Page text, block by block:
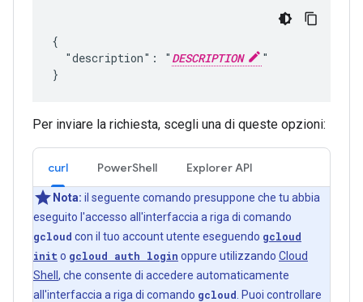
{
  "description": "
DESCRIPTION
"
Per inviare la richiesta, scegli una di queste opzioni:
curl PowerShell Explorer API
Nota: il seguente comando presuppone che tu abbia
eseguito l'accesso all'interfaccia a riga di comando
gcloud con il tuo account utente eseguendo gcloud
init o gcloud auth login oppure utilizzando Cloud
Shell , che consente di accedere automaticamente
all'interfaccia a riga di comando gcloud . Puoi controllare